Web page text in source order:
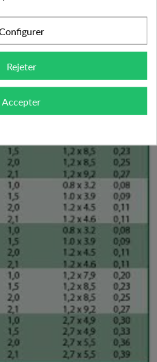
:
Rejeter
Accepter